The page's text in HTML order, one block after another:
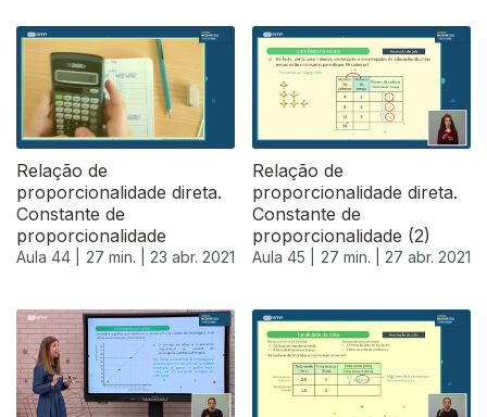
Relação de
proporcionalidade direta.
Constante de
proporcionalidade
Aula 44 | 27 min. | 23 abr. 2021
Relação de
proporcionalidade direta.
Constante de
proporcionalidade (2)
Aula 45 | 27 min. | 27 abr. 2021
541368